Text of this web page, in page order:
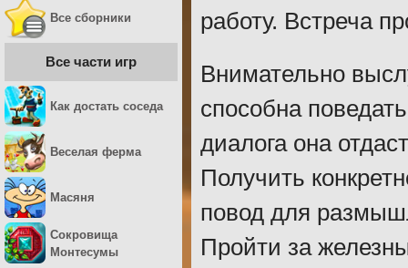
работу. Встреча
Внимательно
способна
диалога она
Получить
повод для
Пройти за
Все сборники
Все части игр
Как достать соседа
Веселая ферма
Масяня
Сокровища
Монтесумы